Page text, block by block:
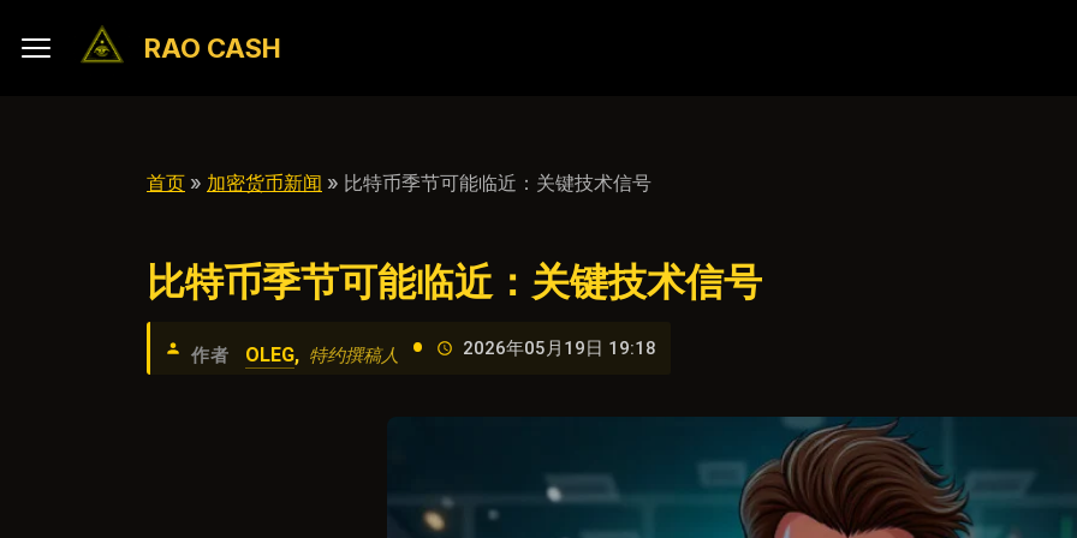
RAO CASH
首页 » 加密货币新闻 » 比特币季节可能临近：关键技术信号
比特币季节可能临近：关键技术信号
作者 OLEG, 特约撰稿人 • 2026年05月19日 19:18